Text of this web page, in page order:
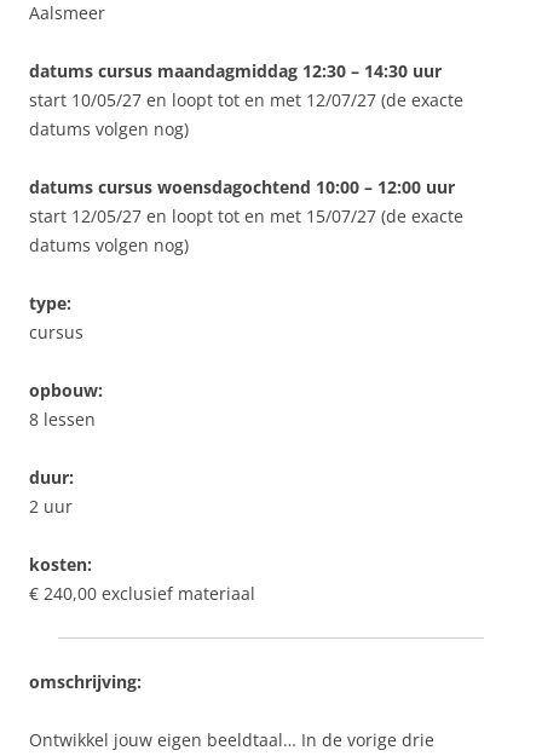
Aalsmeer
datums cursus maandagmiddag 12:30 – 14:30 uur
start 10/05/27 en loopt tot en met 12/07/27 (de exacte
datums volgen nog)
datums cursus woensdagochtend 10:00 – 12:00 uur
start 12/05/27 en loopt tot en met 15/07/27 (de exacte
datums volgen nog)
type:
cursus
opbouw:
8 lessen
duur:
2 uur
kosten:
€ 240,00 exclusief materiaal
omschrijving:
Ontwikkel jouw eigen beeldtaal… In de vorige drie